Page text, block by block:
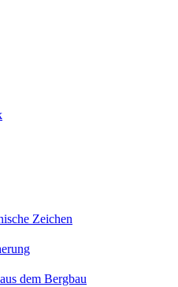
Zeichen
dem Bergbau